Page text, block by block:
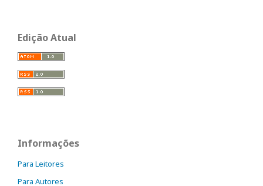
Edição Atual
Informações
Para Leitores
Para Autores